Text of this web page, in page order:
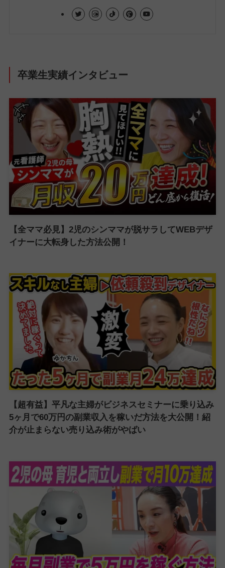
卒業生実績インタビュー
【全ママ必見】2児のシンママが脱サラしてWEBデザ
イナーに大転身した方法公開！
【超有益】平凡な主婦がビジネスセミナーに乗り込み
5ヶ月で60万円の副業収入を稼いだ方法を大公開！紹
介が止まらない売り込み術がやばい